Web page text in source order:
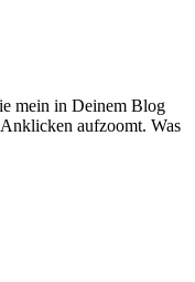
mein in Dei­nem Blog
auf­zoomt. Was